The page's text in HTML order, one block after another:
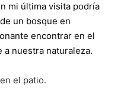
mi última visita podría
un bosque en
encontrar en el
nuestra naturaleza.